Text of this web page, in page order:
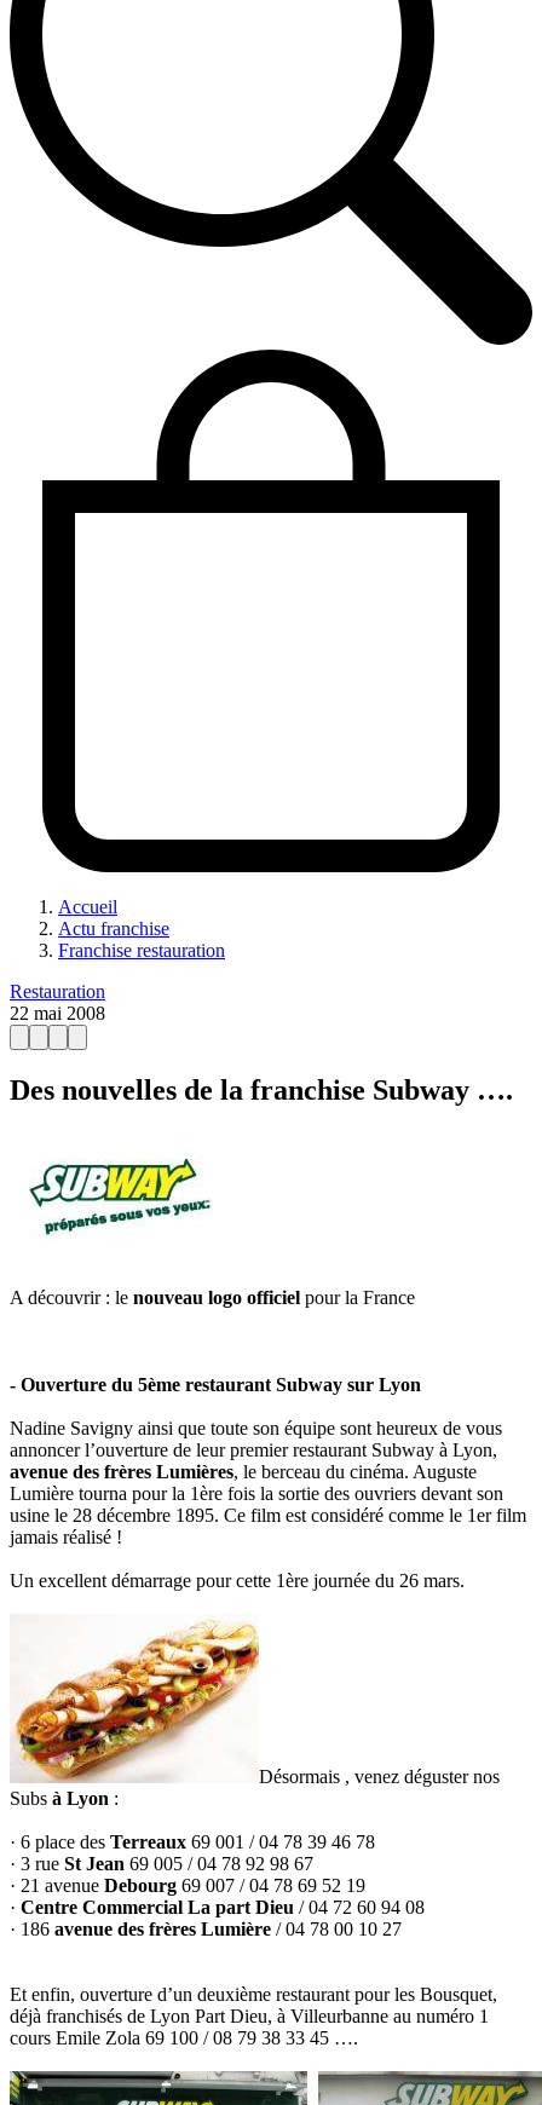
Accueil
Actu franchise
Franchise restauration
Restauration
22 mai 2008
Des nouvelles de la franchise Subway ….
A découvrir : le nouveau logo officiel pour la France
- Ouverture du 5ème restaurant Subway sur Lyon
Nadine Savigny ainsi que toute son équipe sont heureux de vous
annoncer l’ouverture de leur premier restaurant Subway à Lyon,
avenue des frères Lumières, le berceau du cinéma. Auguste
Lumière tourna pour la 1ère fois la sortie des ouvriers devant son
usine le 28 décembre 1895. Ce film est considéré comme le 1er film
jamais réalisé !
Un excellent démarrage pour cette 1ère journée du 26 mars.
Désormais , venez déguster nos
Subs à Lyon :
· 6 place des Terreaux 69 001 / 04 78 39 46 78
· 3 rue St Jean 69 005 / 04 78 92 98 67
· 21 avenue Debourg 69 007 / 04 78 69 52 19
· Centre Commercial La part Dieu / 04 72 60 94 08
· 186 avenue des frères Lumière / 04 78 00 10 27
Et enfin, ouverture d’un deuxième restaurant pour les Bousquet,
déjà franchisés de Lyon Part Dieu, à Villeurbanne au numéro 1
cours Emile Zola 69 100 / 08 79 38 33 45 ….